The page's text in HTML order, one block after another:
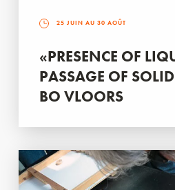
25 JUIN AU 30 AOÛT
«PRESENCE OF
PASSAGE OF
BO VLOORS